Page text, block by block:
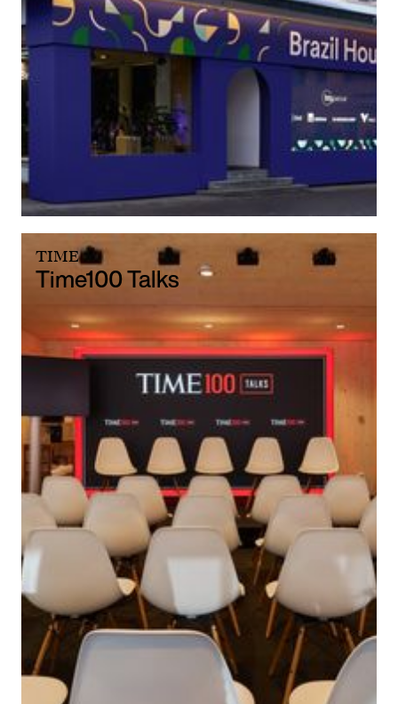
TIME
Time100 Talks